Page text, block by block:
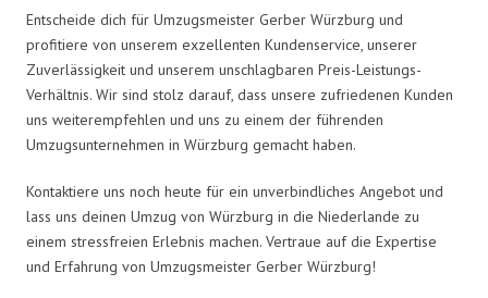
Entscheide dich für Umzugsmeister Gerber Würzburg und
profitiere von unserem exzellenten Kundenservice, unserer
Zuverlässigkeit und unserem unschlagbaren Preis-Leistungs-
Verhältnis. Wir sind stolz darauf, dass unsere zufriedenen Kunden
uns weiterempfehlen und uns zu einem der führenden
Umzugsunternehmen in Würzburg gemacht haben.
Kontaktiere uns noch heute für ein unverbindliches Angebot und
lass uns deinen Umzug von Würzburg in die Niederlande zu
einem stressfreien Erlebnis machen. Vertraue auf die Expertise
und Erfahrung von Umzugsmeister Gerber Würzburg!